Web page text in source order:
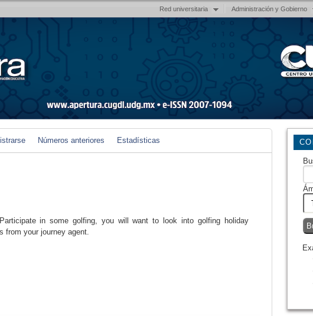
Red universitaria Administración y Gobierno
Números anteriores Estadísticas
in some golfing, you will want to look into golfing holiday
from your journey agent.